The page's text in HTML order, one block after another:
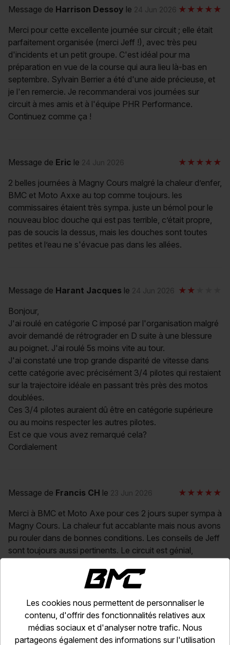
Message de Harrison Dessoy le 24 Jun 2026
Merci pour cette excellente journée sur circuit ; elle était
parfaitement organisée (merci Jeff !), avec très peu
d'incidents et un petit groupe. C'est idéal pour ma
préparation en vue de la course qui aura lieu là-bas en
septembre. Sylvain Berrier a été d'une aide précieuse, et
je l'en remercie. Je recommanderai vos journées sur
circuit à mes amis et à l'équipe PHR Performance.
Continuez comme ça !
Message de Eric le 24 Jun 2026
2 belles journées à Magny Cours malgré la chaleur d’enfer,
BMC et Moto Axxe au top comme toujours. les
commissaires étaient très sympa. juste un bémol pour le
nouveau bloc douche qui est pas terrible, c’était propre,
pas de soucis la dessus, mais les douches sont toutes
petites et l’eau ne s'évacue pas dans les allées.
Message de Harant Jacques le 24 Jun 2026
Bonjour,
J'ai roulé en catégorie C imposé par l'organisation malgré
avoir demandé de rétrograder en D suite à une blessure
au poignet. J'ai roulé 5s moins vite au tour.
J'ai constaté une trop grande disparité de vitesse dans
cette catégorie avec précisément 3/4 pilotes qui restaient
sur la trajectoire idéale en passant très près des motos
doublées.
Ces 3/4 pilotes auraient dû être en catégorie supérieure
ou au moins respecter les autres pilotes.
Est ce que vous avez remarqué cela?
Cordialement
Message de Francis CH le 23 Jun 2026
Merci à BMC et Moto Axe pour ces 2 jours super sympa à
Magny Cours. La chaleur fut accablante mais nous avons
pu rouler dans de bonnes conditions. Les conseils de Jeff
sont toujours aussi pertinents. Le circuit est génial,
au circuit afin de voir les pilotes en différents points.
Spécial Thanks à Guillaume de Moto Axe.
Message de Rafaelle23 Jun 2026
Les cookies nous permettent de personnaliser le
contenu, d'offrir des fonctionnalités relatives aux
médias sociaux et d'analyser notre trafic. Nous
partageons également des informations sur l'utilisation